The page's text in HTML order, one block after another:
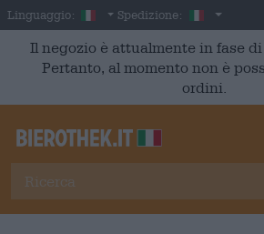
Skip to main content
Linguaggio: Italian
Spedizione: Italia
Il negozio è attualmente in fase
Pertanto, al momento non è
ordini.